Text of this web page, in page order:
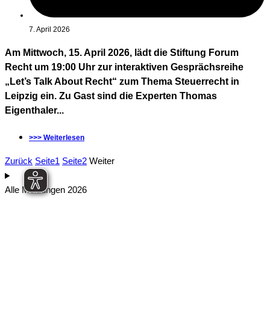
7. April 2026
Am Mittwoch, 15. April 2026, lädt die Stiftung Forum
Recht um 19:00 Uhr zur interaktiven Gesprächsreihe
„Let’s Talk About Recht“ zum Thema Steuerrecht in
Leipzig ein. Zu Gast sind die Experten Thomas
Eigenthaler...
>>> Weiterlesen
Zurück Seite1 Seite2 Weiter
Alle Meldungen 2026